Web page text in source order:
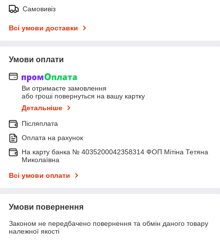
Самовивіз
Всі умови доставки
Умови оплати
Ви отримаєте замовлення
або гроші повернуться на вашу картку
Детальніше
Післяплата
Оплата на рахунок
На карту банка № 4035200042358314 ФОП Мітіна Тетяна
Миколаївна
Всі умови оплати
Умови повернення
Законом не передбачено повернення та обмін даного товару
належної якості